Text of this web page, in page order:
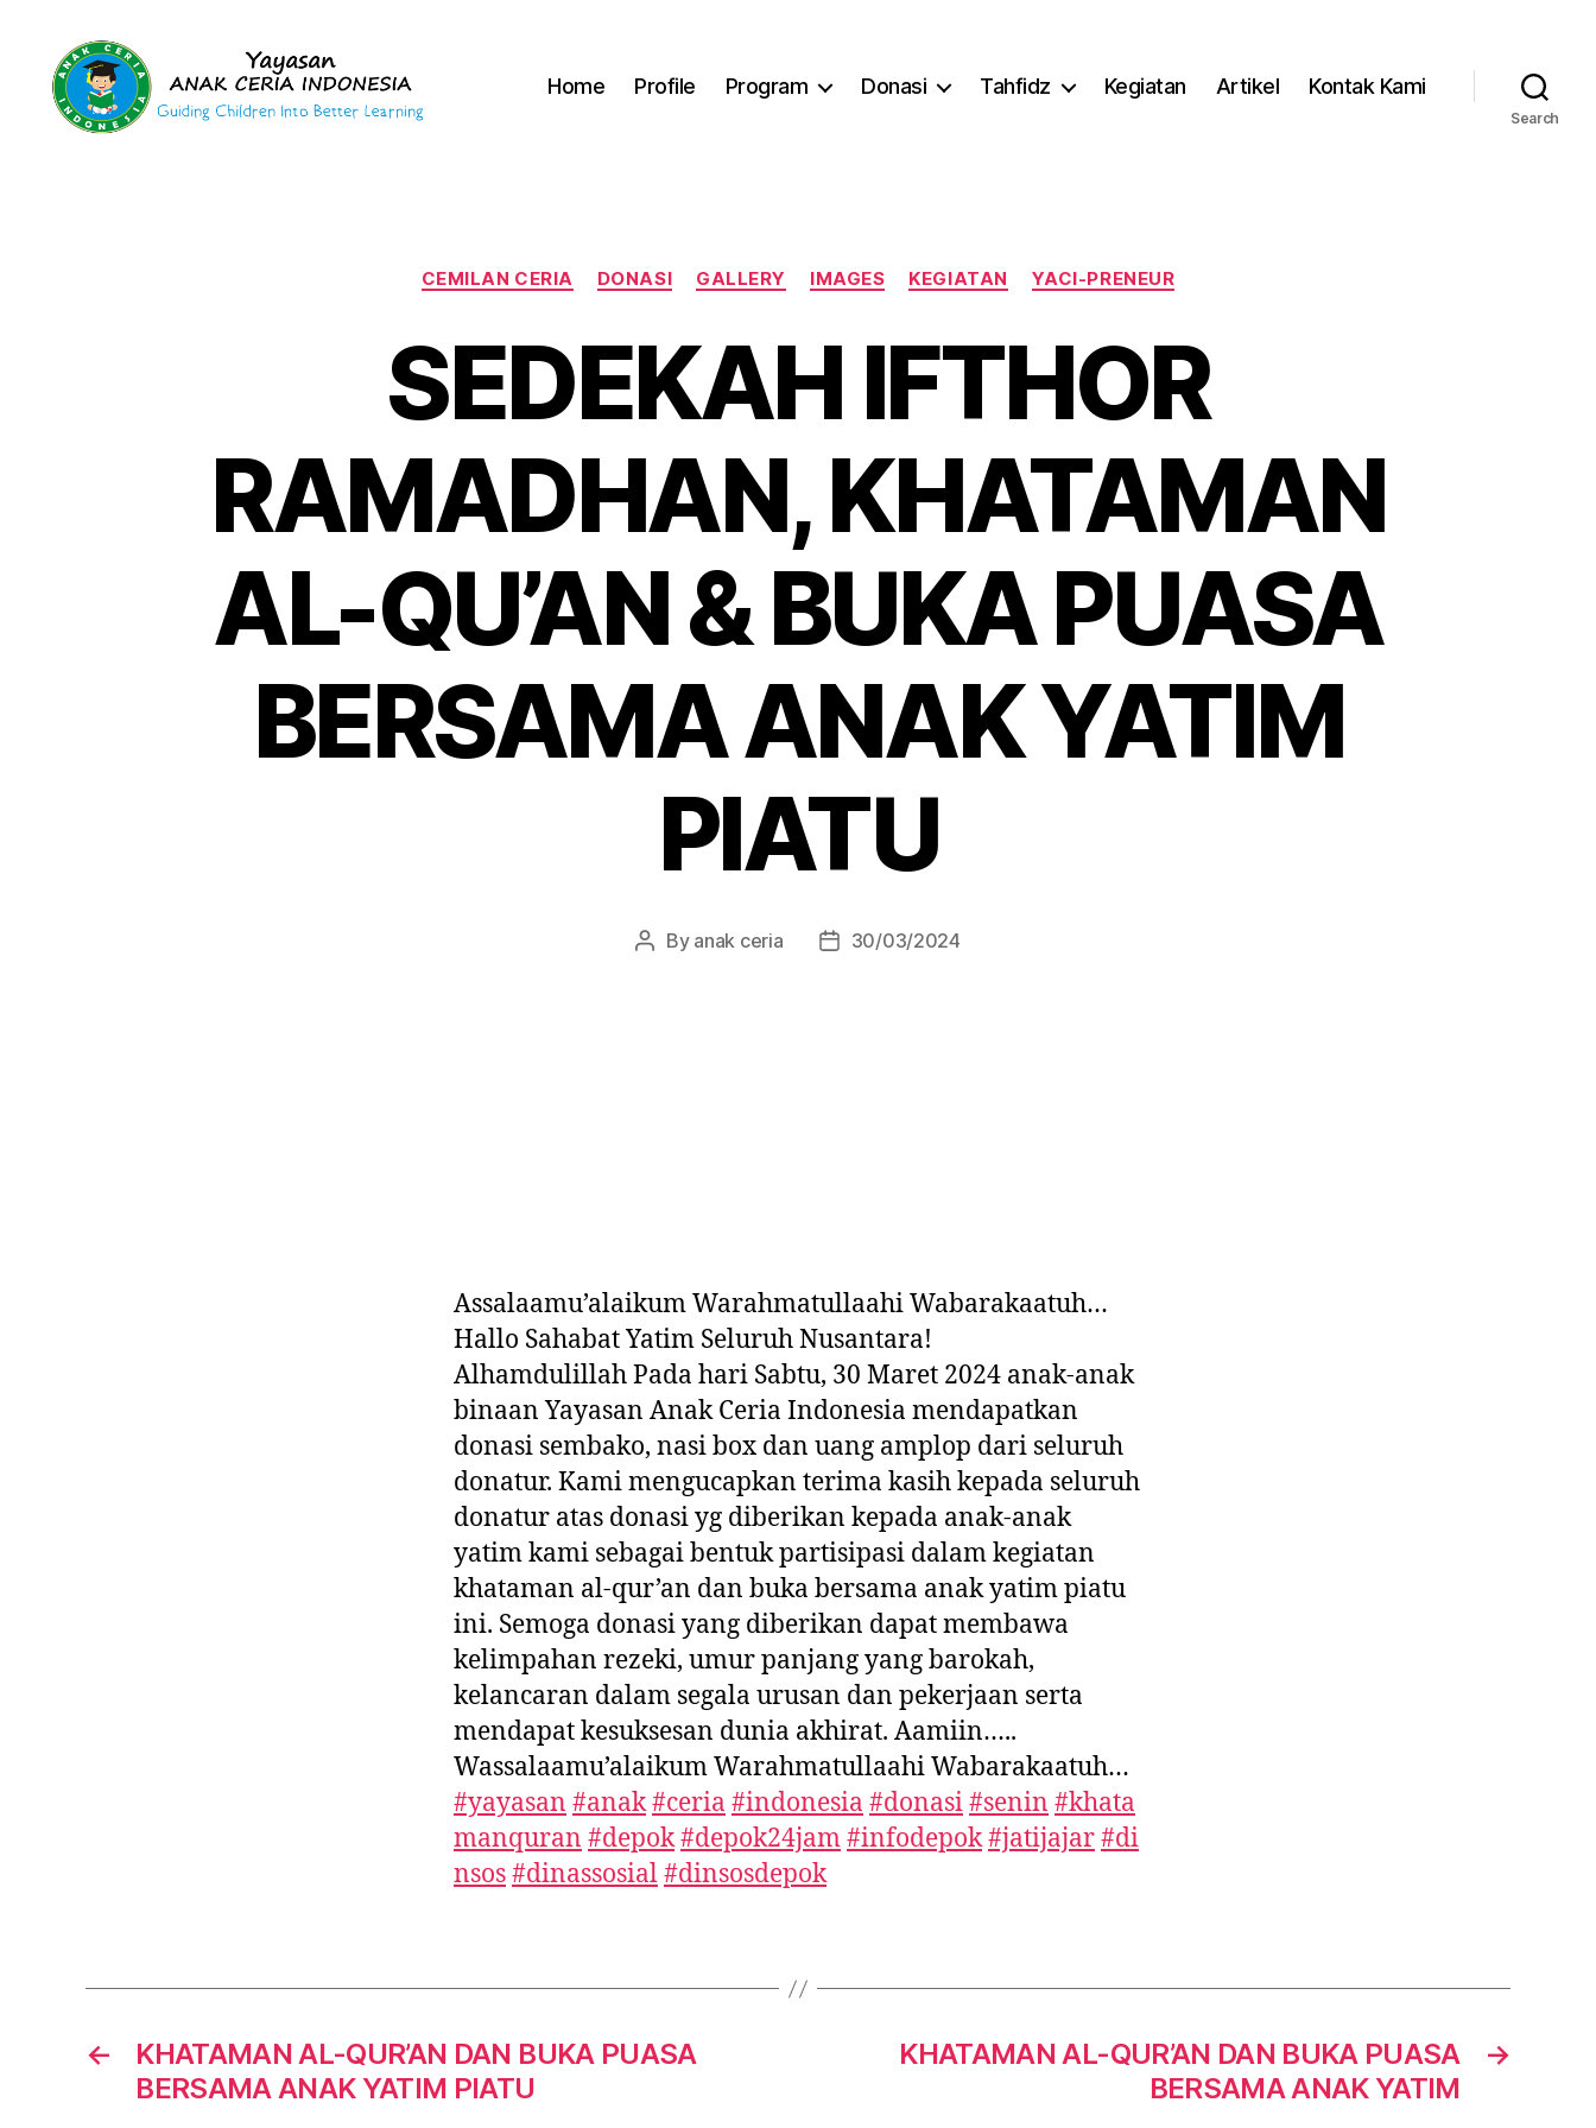
Home Profile Program Donasi Tahfidz Kegiatan Artikel Kontak Kami
Search
Categories
CEMILAN CERIA DONASI GALLERY IMAGES KEGIATAN YACI-PRENEUR
SEDEKAH IFTHOR
RAMADHAN, KHATAMAN
AL-QU’AN & BUKA PUASA
BERSAMA ANAK YATIM
PIATU
Post
By anak ceria
Post30/03/2024
Assalaamu’alaikum Warahmatullaahi Wabarakaatuh…
Hallo Sahabat Yatim Seluruh Nusantara!
Alhamdulillah Pada hari Sabtu, 30 Maret 2024 anak-anak
binaan Yayasan Anak Ceria Indonesia mendapatkan
donasi sembako, nasi box dan uang amplop dari seluruh
donatur. Kami mengucapkan terima kasih kepada seluruh
donatur atas donasi yg diberikan kepada anak-anak
yatim kami sebagai bentuk partisipasi dalam kegiatan
khataman al-qur’an dan buka bersama anak yatim piatu
ini. Semoga donasi yang diberikan dapat membawa
kelimpahan rezeki, umur panjang yang barokah,
kelancaran dalam segala urusan dan pekerjaan serta
mendapat kesuksesan dunia akhirat. Aamiin…..
Wassalaamu’alaikum Warahmatullaahi Wabarakaatuh…
#yayasan #anak#ceria #indonesia #donasi#senin #khata
manquran #depok#depok24jam#infodepok#jatijajar#di
nsos#dinassosial#dinsosdepok
←
KHATAMAN AL-QUR’AN DAN BUKA PUASA
BERSAMA ANAK YATIM PIATU
→
KHATAMAN AL-QUR’AN DAN BUKA PUASA
BERSAMA ANAK YATIM